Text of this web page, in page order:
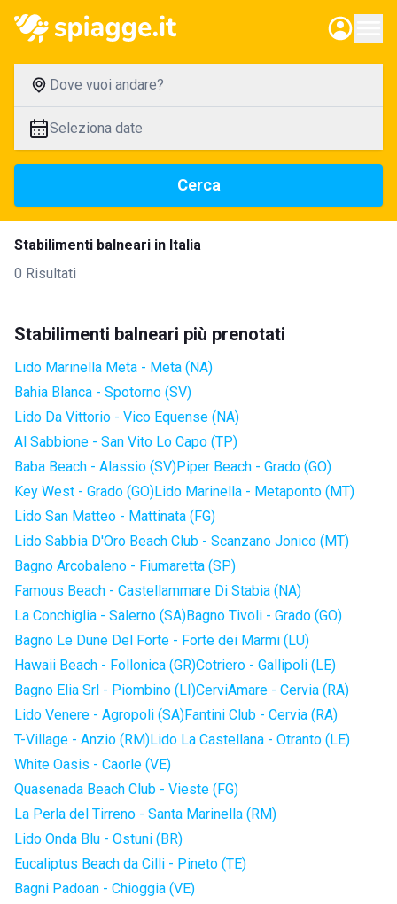
Dove vuoi andare?
Seleziona date
Cerca
Stabilimenti balneari in Italia
0 Risultati
Stabilimenti balneari più prenotati
Lido Marinella Meta - Meta (NA)
Bahia Blanca - Spotorno (SV)
Lido Da Vittorio - Vico Equense (NA)
Al Sabbione - San Vito Lo Capo (TP)
Baba Beach - Alassio (SV)Piper Beach - Grado (GO)
Key West - Grado (GO)Lido Marinella - Metaponto (MT)
Lido San Matteo - Mattinata (FG)
Lido Sabbia D'Oro Beach Club - Scanzano Jonico (MT)
Bagno Arcobaleno - Fiumaretta (SP)
Famous Beach - Castellammare Di Stabia (NA)
La Conchiglia - Salerno (SA)Bagno Tivoli - Grado (GO)
Bagno Le Dune Del Forte - Forte dei Marmi (LU)
Hawaii Beach - Follonica (GR)Cotriero - Gallipoli (LE)
Bagno Elia Srl - Piombino (LI)CerviAmare - Cervia (RA)
Lido Venere - Agropoli (SA)Fantini Club - Cervia (RA)
T-Village - Anzio (RM)Lido La Castellana - Otranto (LE)
White Oasis - Caorle (VE)
Quasenada Beach Club - Vieste (FG)
La Perla del Tirreno - Santa Marinella (RM)
Lido Onda Blu - Ostuni (BR)
Eucaliptus Beach da Cilli - Pineto (TE)
Bagni Padoan - Chioggia (VE)